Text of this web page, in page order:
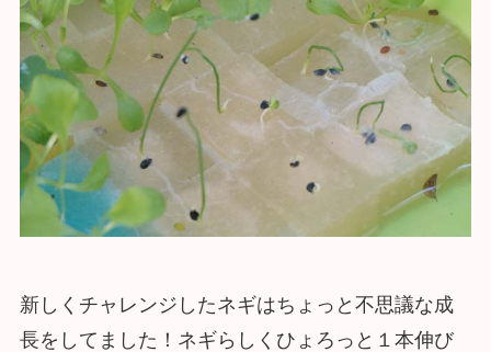
新しくチャレンジしたネギはちょっと不思議な成
長をしてました！ネギらしくひょろっと１本伸び